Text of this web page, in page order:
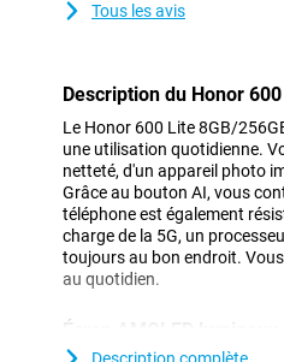
Tous les avis
Description du Honor
Le Honor 600 Lite 8GB/
une utilisation quotidienne.
netteté, d'un appareil photo
Grâce au bouton AI, vous
téléphone est également
charge de la 5G, un
toujours au bon endroit.
au quotidien.